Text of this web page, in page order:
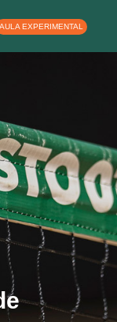
AULA EXPERIMENTAL